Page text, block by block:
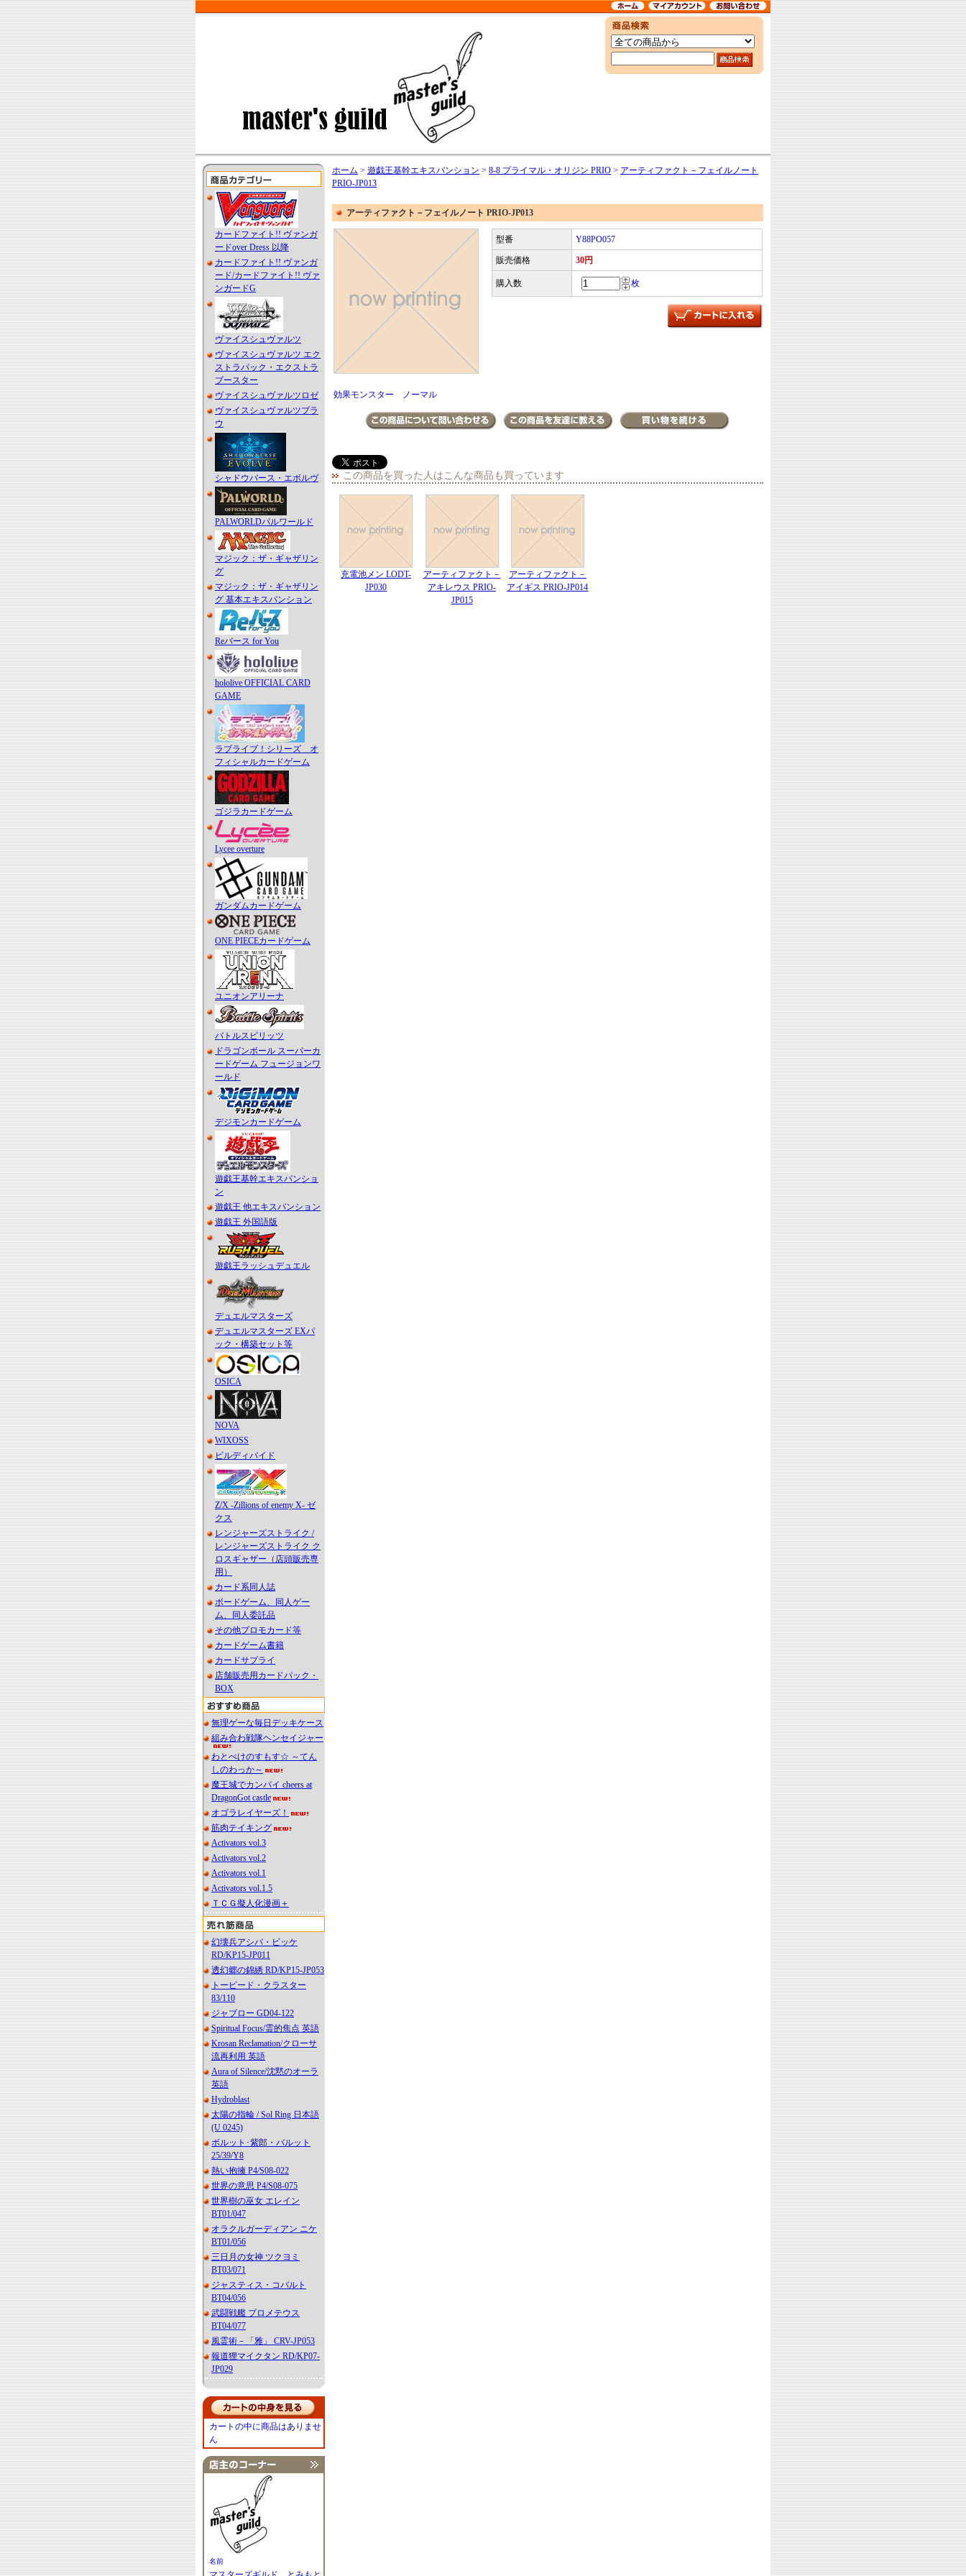
カードファイト!! ヴァンガ
ードover Dress 以降
カードファイト!! ヴァンガ
ード/カードファイト!! ヴァ
ンガードG
ヴァイスシュヴァルツ
ヴァイスシュヴァルツ エク
ストラパック・エクストラ
ブースター
ヴァイスシュヴァルツロゼ
ヴァイスシュヴァルツブラ
ウ
シャドウバース・エボルヴ
PALWORLDパルワールド
マジック：ザ・ギャザリン
グ
マジック：ザ・ギャザリン
グ 基本エキスパンション
Reバース for You
hololive OFFICIAL CARD
GAME
ラブライブ！シリーズ オ
フィシャルカードゲーム
ゴジラカードゲーム
Lycee overture
ガンダムカードゲーム
ONE PIECEカードゲーム
ユニオンアリーナ
バトルスピリッツ
ドラゴンボール スーパーカ
ードゲーム フュージョンワ
ールド
デジモンカードゲーム
遊戯王基幹エキスパンショ
ン
遊戯王 他エキスパンション
遊戯王 外国語版
遊戯王ラッシュデュエル
デュエルマスターズ
デュエルマスターズ EXパ
ック・構築セット等
OSICA
NOVA
WIXOSS
ビルディバイド
Z/X -Zillions of enemy X- ゼ
クス
レンジャーズストライク /
レンジャーズストライク ク
ロスギャザー（店頭販売専
用）
カード系同人誌
ボードゲーム、同人ゲー
ム、同人委託品
その他プロモカード等
カードゲーム書籍
カードサプライ
店舗販売用カードパック・
BOX
無理ゲーな毎日デッキケース
組み合わ戦隊ヘンセイジャー
わとぺけのすもす☆ ～てん
しのわっか～
魔王城でカンパイ cheers at
DragonGot castle
オゴラレイヤーズ！
筋肉テイキング
Activators vol.3
Activators vol.2
Activators vol.1
Activators vol.1.5
ＴＣＧ擬人化漫画＋
幻壊兵アシバ・ビッケ
RD/KP15-JP011
透幻郷の錦綉 RD/KP15-JP053
トーピード・クラスター
83/110
ジャブロー GD04-122
Spiritual Focus/霊的焦点 英語
Krosan Reclamation/クローサ
流再利用 英語
Aura of Silence/沈黙のオーラ
英語
Hydroblast
太陽の指輪 / Sol Ring 日本語
(U 0245)
ボルット･紫郎・バルット
25/39/Y8
熱い抱擁 P4/S08-022
世界の意思 P4/S08-075
世界樹の巫女 エレイン
BT01/047
オラクルガーディアン ニケ
BT01/056
三日月の女神 ツクヨミ
BT03/071
ジャスティス・コバルト
BT04/056
武闘戦艦 プロメテウス
BT04/077
風霊術－「雅」 CRV-JP053
報道狸マイクタン RD/KP07-
JP029
カートの中に商品はありませ
ん
名前
ホーム > 遊戯王基幹エキスパンション > 8-8 プライマル・オリジン PRIO > アーティファクト－フェイルノート
PRIO-JP013
アーティファクト－フェイルノート PRIO-JP013
型番 Y88PO057
販売価格 30円
購入数 枚
効果モンスター ノーマル
この商品を買った人はこんな商品も買っています
充電池メン LODT-
JP030
アーティファクト－
アキレウス PRIO-
JP015
アーティファクト－
アイギス PRIO-JP014